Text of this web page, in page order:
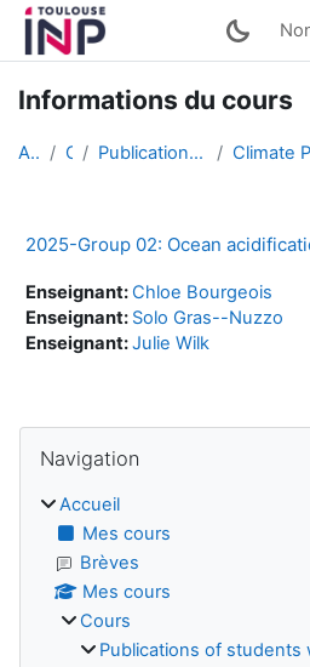
Passer au contenu principal
Informations du cours
Accueil Cours Publications of students works (English)
2025-Group 02: Ocean
Enseignant:Chloe Bourgeois
Enseignant: Solo Gras--Nuzzo
Enseignant:Julie Wilk
Blocs
Navigation
Accueil
Mes cours
Brèves
Mes cours
Cours
Publications of students